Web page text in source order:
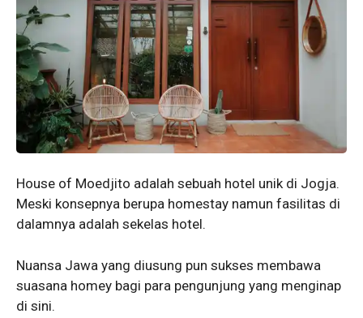
House of Moedjito adalah sebuah hotel unik di Jogja.
Meski konsepnya berupa homestay namun fasilitas di
dalamnya adalah sekelas hotel.
Nuansa Jawa yang diusung pun sukses membawa
suasana homey bagi para pengunjung yang menginap
di sini.